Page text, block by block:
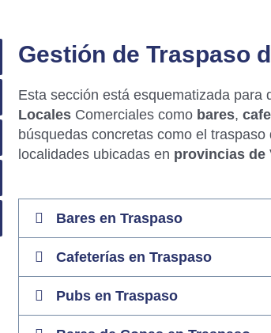
Gestión de Traspaso
Esta sección está esquematizada
Locales Comerciales como bares,
búsquedas concretas como el
localidades ubicadas en provincias de
Bares en Traspaso
Cafeterías en Traspaso
Pubs en Traspaso